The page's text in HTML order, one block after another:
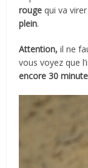
rouge qui va
plein.
Attention, il ne
vous voyez que
encore 30